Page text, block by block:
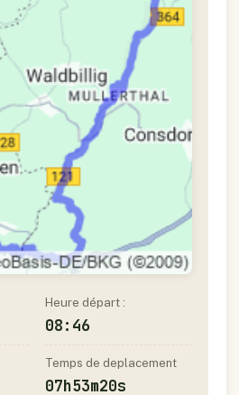
Heure départ :
08:46
Temps de deplacement
07h53m20s